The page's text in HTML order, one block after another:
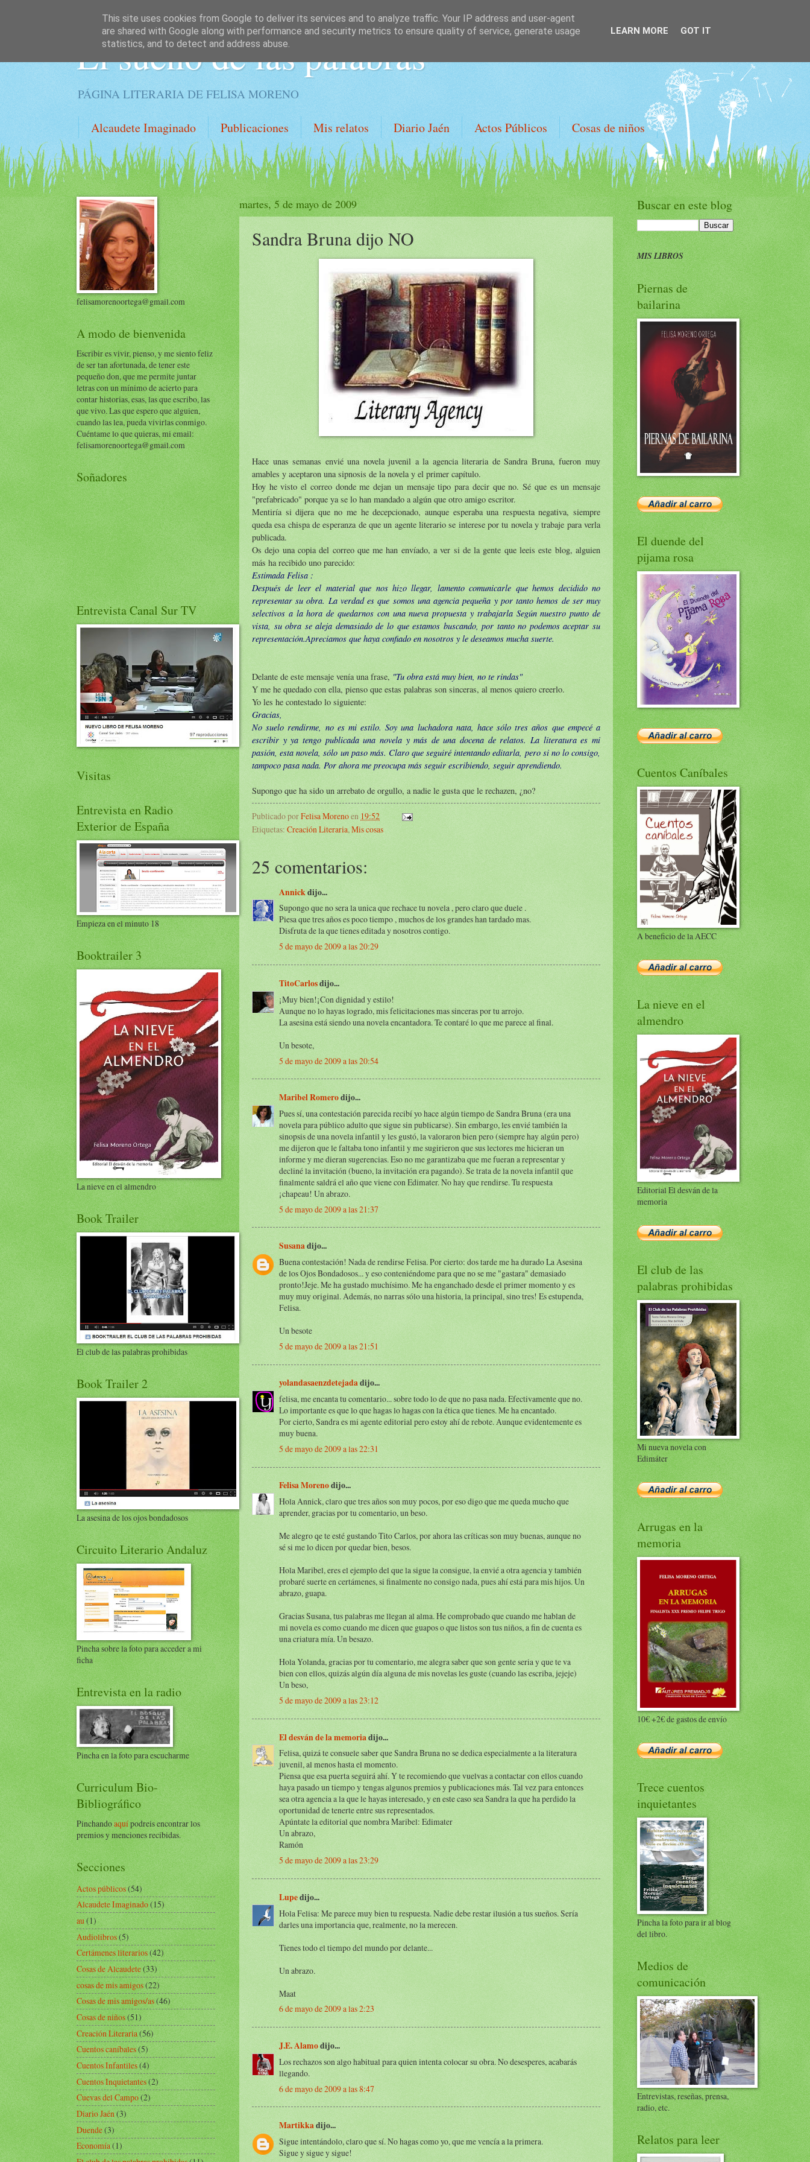
El sueño de las palabras
PÁGINA LITERARIA DE FELISA MORENO
Alcaudete Imaginado Publicaciones Mis relatos Diario Jaén Actos Públicos Cosas de niños
martes, 5 de mayo de 2009
Sandra Bruna dijo NO
Hace unas semanas envié una novela juvenil a la agencia literaria de Sandra Bruna, fueron muy
amables y aceptaron una sipnosis de la novela y el primer capítulo.
Hoy he visto el correo donde me dejan un mensaje tipo para decir que no. Sé que es un mensaje
"prefabricado" porque ya se lo han mandado a algún que otro amigo escritor.
Mentiría si dijera que no me he decepcionado, aunque esperaba una respuesta negativa, siempre
queda esa chispa de esperanza de que un agente literario se interese por tu novela y trabaje para verla
publicada.
Os dejo una copia del correo que me han envíado, a ver si de la gente que leeis este blog, alguien
más ha recibido uno parecido:
Estimada Felisa :
Después de leer el material que nos hizo llegar, lamento comunicarle que hemos decidido no
representar su obra. La verdad es que somos una agencia pequeña y por tanto hemos de ser muy
selectivos a la hora de quedarnos con una nueva propuesta y trabajarla Según nuestro punto de
vista, su obra se aleja demasiado de lo que estamos buscando, por tanto no podemos aceptar su
representación.Apreciamos que haya confiado en nosotros y le deseamos mucha suerte.
Delante de este mensaje venía una frase, "Tu obra está muy bien, no te rindas"
Y me he quedado con ella, pienso que estas palabras son sinceras, al menos quiero creerlo.
Yo les he contestado lo siguiente:
Gracias,
No suelo rendirme, no es mi estilo. Soy una luchadora nata, hace sólo tres años que empecé a
escribir y ya tengo publicada una novela y más de una docena de relatos. La literatura es mi
pasión, esta novela, sólo un paso más. Claro que seguiré intentando editarla, pero si no lo consigo,
tampoco pasa nada. Por ahora me preocupa más seguir escribiendo, seguir aprendiendo.
Supongo que ha sido un arrebato de orgullo, a nadie le gusta que le rechazen, ¿no?
Publicado porFelisa Morenoen 19:52
Etiquetas: Creación Literaria, Mis cosas
25 comentarios:
Annickdijo...
Supongo que no sera la unica que rechace tu novela , pero claro que duele .
Piesa que tres años es poco tiempo , muchos de los grandes han tardado mas.
Disfruta de la que tienes editada y nosotros contigo.
5 de mayo de 2009 a las 20:29
TitoCarlosdijo...
¡Muy bien!¡Con dignidad y estilo!
Aunque no lo hayas logrado, mis felicitaciones mas sinceras por tu arrojo.
La asesina está siendo una novela encantadora. Te contaré lo que me parece al final.
Un besote,
5 de mayo de 2009 a las 20:54
Maribel Romerodijo...
Pues sí, una contestación parecida recibí yo hace algún tiempo de Sandra Bruna (era una
novela para público adulto que sigue sin publicarse). Sin embargo, les envié también la
sinopsis de una novela infantil y les gustó, la valoraron bien pero (siempre hay algún pero)
me dijeron que le faltaba tono infantil y me sugirieron que sus lectores me hicieran un
informe y me dieran sugerencias. Eso no me garantizaba que me fueran a representar y
decliné la invitación (bueno, la invitación era pagando). Se trata de la novela infantil que
finalmente saldrá el año que viene con Edimater. No hay que rendirse. Tu respuesta
¡chapeau! Un abrazo.
5 de mayo de 2009 a las 21:37
Susanadijo...
Buena contestación! Nada de rendirse Felisa. Por cierto: dos tarde me ha durado La Asesina
de los Ojos Bondadosos... y eso conteniéndome para que no se me "gastara" demasiado
pronto!Jeje. Me ha gustado muchísimo. Me ha enganchado desde el primer momento y es
muy muy original. Además, no narras sólo una historia, la principal, sino tres! Es estupenda,
Felisa.
Un besote
5 de mayo de 2009 a las 21:51
yolandasaenzdetejadadijo...
felisa, me encanta tu comentario... sobre todo lo de que no pasa nada. Efectivamente que no.
Lo importante es que lo que hagas lo hagas con la ética que tienes. Me ha encantado.
Por cierto, Sandra es mi agente editorial pero estoy ahí de rebote. Aunque evidentemente es
muy buena.
5 de mayo de 2009 a las 22:31
Felisa Morenodijo...
Hola Annick, claro que tres años son muy pocos, por eso digo que me queda mucho que
aprender, gracias por tu comentario, un beso.
Me alegro qe te esté gustando Tito Carlos, por ahora las críticas son muy buenas, aunque no
sé si me lo dicen por quedar bien, besos.
Hola Maribel, eres el ejemplo del que la sigue la consigue, la envié a otra agencia y también
probaré suerte en certámenes, si finalmente no consigo nada, pues ahí está para mis hijos. Un
abrazo, guapa.
Gracias Susana, tus palabras me llegan al alma. He comprobado que cuando me hablan de
mi novela es como cuando me dicen que guapos o que listos son tus niños, a fin de cuenta es
una criatura mía. Un besazo.
Hola Yolanda, gracias por tu comentario, me alegra saber que son gente seria y que te va
bien con ellos, quizás algún día alguna de mis novelas les guste (cuando las escriba, jejeje)
Un beso,
5 de mayo de 2009 a las 23:12
El desván de la memoriadijo...
Felisa, quizá te consuele saber que Sandra Bruna no se dedica especialmente a la literatura
juvenil, al menos hasta el momento.
Piensa que esa puerta seguirá ahí. Y te recomiendo que vuelvas a contactar con ellos cuando
haya pasado un tiempo y tengas algunos premios y publicaciones más. Tal vez para entonces
sea otra agencia a la que le hayas interesado, y en este caso sea Sandra la que ha perdido la
oportunidad de tenerte entre sus representados.
Apúntate la editorial que nombra Maribel: Edimater
Un abrazo,
Ramón
5 de mayo de 2009 a las 23:29
Lupedijo...
Hola Felisa: Me parece muy bien tu respuesta. Nadie debe restar ilusión a tus sueños. Sería
darles una importancia que, realmente, no la merecen.
Tienes todo el tiempo del mundo por delante...
Un abrazo.
Maat
6 de mayo de 2009 a las 2:23
J.E. Alamodijo...
Los rechazos son algo habitual para quien intenta colocar su obra. No desesperes, acabarás
llegando.
6 de mayo de 2009 a las 8:47
Martikkadijo...
Sigue intentándolo, claro que sí. No hagas como yo, que me vencía a la primera.
Sigue y sigue y sigue!
felisamorenoortega@gmail.com
A modo de bienvenida
Escribir es vivir, pienso, y me siento feliz
de ser tan afortunada, de tener este
pequeño don, que me permite juntar
letras con un mínimo de acierto para
contar historias, esas, las que escribo, las
que vivo. Las que espero que alguien,
cuando las lea, pueda vivirlas conmigo.
Cuéntame lo que quieras, mi email:
felisamorenoortega@gmail.com
Soñadores
Entrevista Canal Sur TV
Visitas
Entrevista en Radio
Exterior de España
Empieza en el minuto 18
Booktrailer 3
La nieve en el almendro
Book Trailer
El club de las palabras prohibidas
Book Trailer 2
La asesina de los ojos bondadosos
Circuito Literario Andaluz
Pincha sobre la foto para acceder a mi
ficha
Entrevista en la radio
Pincha en la foto para escucharme
Curriculum Bio-
Bibliográfico
Pinchandoaquípodreis encontrar los
premios y menciones recibidas.
Secciones
Actos públicos(54)
Alcaudete Imaginado(15)
au(1)
Audiolibros(5)
Certámenes literarios(42)
Cosas de Alcaudete(33)
cosas de mis amigos(22)
Cosas de mis amigos/as(46)
Cosas de niños(51)
Creación Literaria(56)
Cuentos caníbales(5)
Cuentos Infantiles(4)
Cuentos Inquietantes(2)
Cuevas del Campo(2)
Diario Jaén(3)
Duende(3)
Economía(1)
Buscar en este blog
MIS LIBROS
Piernas de
bailarina
El duende del
pijama rosa
Cuentos Caníbales
A beneficio de la AECC
La nieve en el
almendro
Editorial El desván de la
memoria
El club de las
palabras prohibidas
Mi nueva novela con
Edimáter
Arrugas en la
memoria
10€ +2€ de gastos de envío
Trece cuentos
inquietantes
Pincha la foto para ir al blog
del libro.
Medios de
comunicación
Entrevistas, reseñas, prensa,
radio, etc.
Relatos para leer
This site uses cookies from Google to deliver its services and to analyze traffic. Your IP address and user-agent
are shared with Google along with performance and security metrics to ensure quality of service, generate usage
statistics, and to detect and address abuse.
LEARN MORE GOT IT